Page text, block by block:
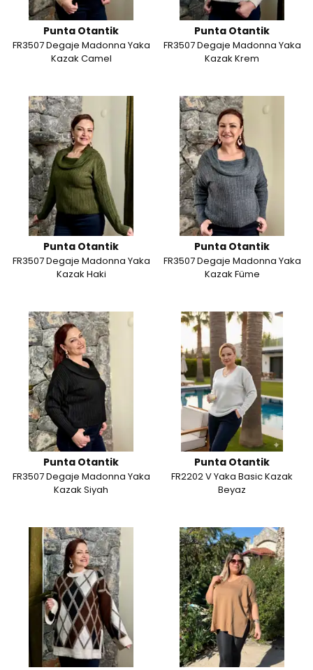
Punta Otantik
FR3507 Degaje Madonna Yaka
Kazak Camel
Punta Otantik
FR3507 Degaje Madonna Yaka
Kazak Krem
Punta Otantik
FR3507 Degaje Madonna Yaka
Kazak Haki
Punta Otantik
FR3507 Degaje Madonna Yaka
Kazak Füme
Punta Otantik
FR3507 Degaje Madonna Yaka
Kazak Siyah
Punta Otantik
FR2202 V Yaka Basic Kazak
Beyaz